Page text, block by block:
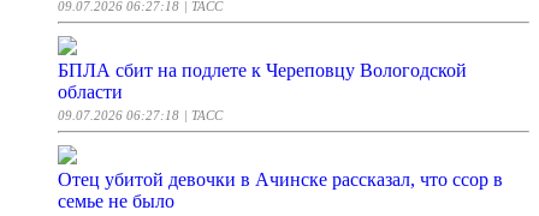
09.07.2026 06:27:18 | ТАСС
БПЛА сбит на подлете к Череповцу Вологодской
области
09.07.2026 06:27:18 | ТАСС
Отец убитой девочки в Ачинске рассказал, что ссор в
семье не было